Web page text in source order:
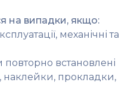
на випадки, якщо:
механічні та
повторно встановлені
наклейки, прокладки,